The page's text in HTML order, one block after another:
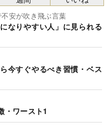
安が吹き飛ぶ言葉
なりやすい人」に見られる
今すぐやるべき習慣・ベス
・ワースト1